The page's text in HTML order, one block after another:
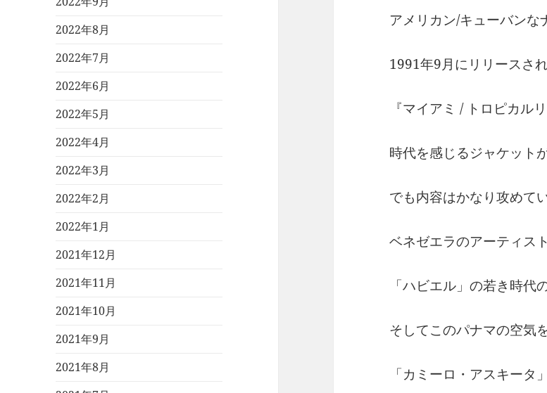
2022年8月
2022年7月
2022年6月
2022年5月
2022年4月
2022年3月
2022年2月
2022年1月
2021年12月
2021年11月
2021年10月
2021年9月
2021年8月
アメリカン/キューバンな
1991年9月にリリースさ
『マイアミ / トロピカル
時代を感じるジャケット
でも内容はかなり攻めてい
ベネゼエラのアーティス
「ハビエル」の若き時代
そしてこのパナマの空気
「カミーロ・アスキータ」